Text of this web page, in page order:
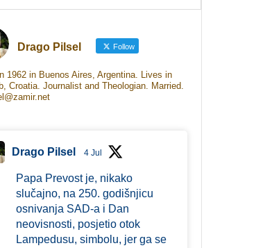
Drago Pilsel Follow
1962 in Buenos Aires, Argentina. Lives in
Croatia. Journalist and Theologian. Married.
Drago Pilsel 4 Jul
Papa Prevost je, nikako
slučajno, na 250. godišnjicu
osnivanja SAD-a i Dan
neovisnosti, posjetio otok
Lampedusu, simbolu, jer ga se